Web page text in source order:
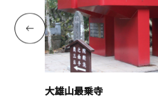
大雄山最乗寺